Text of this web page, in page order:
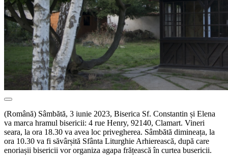
(Română) Sâmbătă, 3 iunie 2023, Biserica Sf. Constantin și Elena
va marca hramul bisericii: 4 rue Henry, 92140, Clamart. Vineri
seara, la ora 18.30 va avea loc privegherea. Sâmbătă dimineața, la
ora 10.30 va fi săvârșită Sfânta Liturghie Arhierească, după care
enoriașii bisericii vor organiza agapa frățească în curtea busericii.